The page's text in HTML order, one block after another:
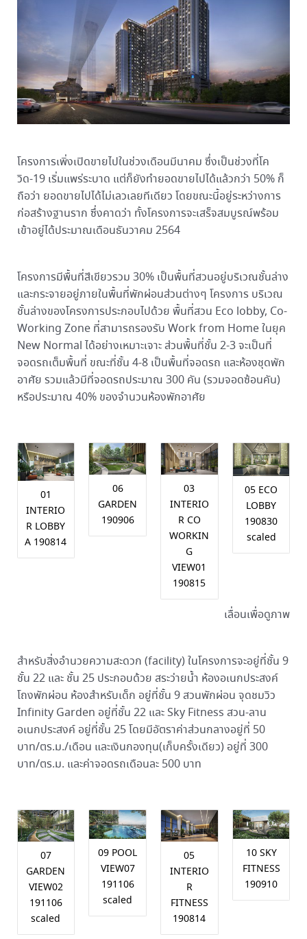
โครงการเพิ่งเปิดขายไปในช่วงเดือนมีนาคม ซึ่งเป็นช่วงที่โค
วิด-19 เริ่มแพร่ระบาด แต่ก็ยังทำยอดขายไปได้แล้วกว่า 50% ก็
ถือว่า ยอดขายไปได้ไม่เลวเลยทีเดียว โดยขณะนี้อยู่ระหว่างการ
ก่อสร้างฐานราก ซึ่งคาดว่า ทั้งโครงการจะเสร็จสมบูรณ์พร้อม
เข้าอยู่ได้ประมาณเดือนธันวาคม 2564
โครงการมีพื้นที่สีเขียวรวม 30% เป็นพื้นที่สวนอยู่บริเวณชั้นล่าง
และกระจายอยู่ภายในพื้นที่พักผ่อนส่วนต่างๆ โครงการ บริเวณ
ชั้นล่างของโครงการประกอบไปด้วย พื้นที่สวน Eco lobby, Co-
Working Zone ที่สามารถรองรับ Work from Home ในยุค
New Normal ได้อย่างเหมาะเจาะ ส่วนพื้นที่ชั้น 2-3 จะเป็นที่
จอดรถเต็มพื้นที่ ขณะที่ชั้น 4-8 เป็นพื้นที่จอดรถ และห้องชุดพัก
อาศัย รวมแล้วมีที่จอดรถประมาณ 300 คัน (รวมจอดซ้อนคัน)
หรือประมาณ 40% ของจำนวนห้องพักอาศัย
01
INTERIO
R LOBBY
A 190814
06
GARDEN
190906
03
INTERIO
R CO
WORKIN
G
VIEW01
190815
05 ECO
LOBBY
190830
scaled
เลื่อนเพื่อดูภาพ
สำหรับสิ่งอำนวยความสะดวก (facility) ในโครงการจะอยู่ที่ชั้น 9
ชั้น 22 และ ชั้น 25 ประกอบด้วย สระว่ายน้ำ ห้องอเนกประสงค์
โถงพักผ่อน ห้องสำหรับเด็ก อยู่ที่ชั้น 9 สวนพักผ่อน จุดชมวิว
Infinity Garden อยู่ที่ชั้น 22 และ Sky Fitness สวน-ลาน
อเนกประสงค์ อยู่ที่ชั้น 25 โดยมีอัตราค่าส่วนกลางอยู่ที่ 50
บาท/ตร.ม./เดือน และเงินกองทุน(เก็บครั้งเดียว) อยู่ที่ 300
บาท/ตร.ม. และค่าจอดรถเดือนละ 500 บาท
07
GARDEN
VIEW02
191106
scaled
09 POOL
VIEW07
191106
scaled
05
INTERIO
R
FITNESS
190814
10 SKY
FITNESS
190910